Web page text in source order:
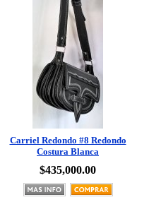
Carriel Redondo #8 Redondo
Costura Blanca
$435,000.00